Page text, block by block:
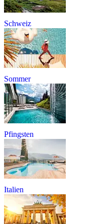
Schweiz
Sommer
Pfingsten
Italien